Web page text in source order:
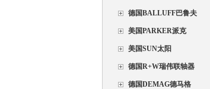
德国BALLUFF巴鲁夫
美国PARKER派克
美国SUN太阳
德国R+W瑞伟联轴器
德国DEMAG德马格